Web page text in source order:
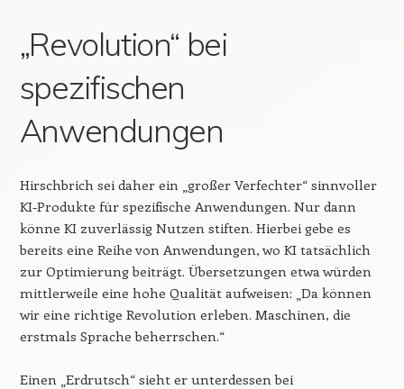
„Revolution“ bei
spezifischen
Anwendungen
Hirschbrich sei daher ein „großer Verfechter“ sinnvoller
KI-Produkte für spezifische Anwendungen. Nur dann
könne KI zuverlässig Nutzen stiften. Hierbei gebe es
bereits eine Reihe von Anwendungen, wo KI tatsächlich
zur Optimierung beiträgt. Übersetzungen etwa würden
mittlerweile eine hohe Qualität aufweisen: „Da können
wir eine richtige Revolution erleben. Maschinen, die
erstmals Sprache beherrschen.“
Einen „Erdrutsch“ sieht er unterdessen bei